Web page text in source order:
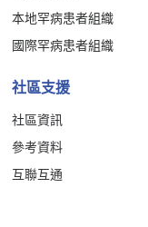
本地罕病患者組織
國際罕病患者組織
社區支援
社區資訊
參考資料
互聯互通